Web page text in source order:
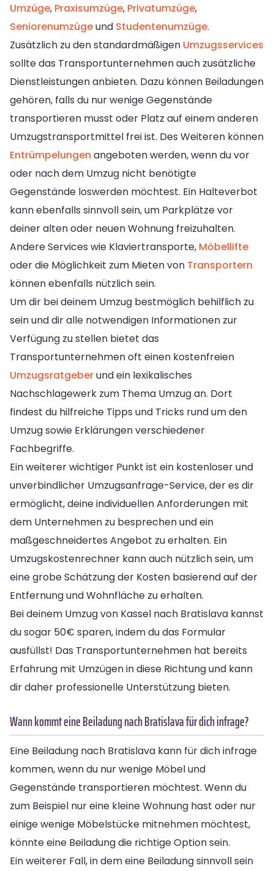
Umzüge, Praxisumzüge, Privatumzüge,
Seniorenumzügeund Studentenumzüge.
Zusätzlich zu den standardmäßigen Umzugsservices
sollte das Transportunternehmen auch zusätzliche
Dienstleistungen anbieten. Dazu können Beiladungen
gehören, falls du nur wenige Gegenstände
transportieren musst oder Platz auf einem anderen
Umzugstransportmittel frei ist. Des Weiteren können
Entrümpelungen angeboten werden, wenn du vor
oder nach dem Umzug nicht benötigte
Gegenstände loswerden möchtest. Ein Halteverbot
kann ebenfalls sinnvoll sein, um Parkplätze vor
deiner alten oder neuen Wohnung freizuhalten.
Andere Services wie Klaviertransporte, Möbellifte
oder die Möglichkeit zum Mieten von Transportern
können ebenfalls nützlich sein.
Um dir bei deinem Umzug bestmöglich behilflich zu
sein und dir alle notwendigen Informationen zur
Verfügung zu stellen bietet das
Transportunternehmen oft einen kostenfreien
Umzugsratgeberund ein lexikalisches
Nachschlagewerk zum Thema Umzug an. Dort
findest du hilfreiche Tipps und Tricks rund um den
Umzug sowie Erklärungen verschiedener
Fachbegriffe.
Ein weiterer wichtiger Punkt ist ein kostenloser und
unverbindlicher Umzugsanfrage-Service, der es dir
ermöglicht, deine individuellen Anforderungen mit
dem Unternehmen zu besprechen und ein
maßgeschneidertes Angebot zu erhalten. Ein
Umzugskostenrechner kann auch nützlich sein, um
eine grobe Schätzung der Kosten basierend auf der
Entfernung und Wohnfläche zu erhalten.
Bei deinem Umzug von Kassel nach Bratislava kannst
du sogar 50€ sparen, indem du das Formular
ausfüllst! Das Transportunternehmen hat bereits
Erfahrung mit Umzügen in diese Richtung und kann
dir daher professionelle Unterstützung bieten.
Wann kommt eine Beiladung nach Bratislava für dich infrage?
Eine Beiladung nach Bratislava kann für dich infrage
kommen, wenn du nur wenige Möbel und
Gegenstände transportieren möchtest. Wenn du
zum Beispiel nur eine kleine Wohnung hast oder nur
einige wenige Möbelstücke mitnehmen möchtest,
könnte eine Beiladung die richtige Option sein.
Ein weiterer Fall, in dem eine Beiladung sinnvoll sein